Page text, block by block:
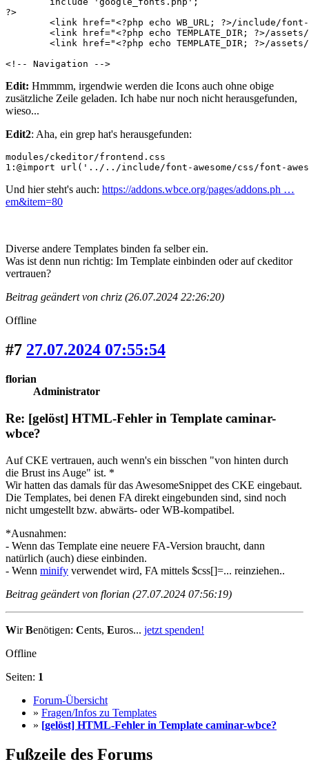
?>
<!-- Navigation -->
Edit: Hmmmm, irgendwie werden die Icons auch ohne obige
zusätzliche Zeile geladen. Ich habe nur noch nicht herausgefunden,
wieso...
Edit2: Aha, ein grep hat's herausgefunden:
modules/ckeditor/frontend.css
1:@import url('../../include/font-awesome/css/font-
Und hier steht's auch: https://addons.wbce.org/pages/addons.ph …
em&item=80
Diverse andere Templates binden fa selber ein.
Was ist denn nun richtig: Im Template einbinden oder auf ckeditor
vertrauen?
Beitrag geändert von chriz (26.07.2024 22:26:20)
Offline
#7 27.07.2024 07:55:54
florian
Administrator
Re: [gelöst] HTML-Fehler in Template caminar-
wbce?
Auf CKE vertrauen, auch wenn's ein bisschen "von hinten durch
die Brust ins Auge" ist. *
Wir hatten das damals für das AwesomeSnippet des CKE eingebaut.
Die Templates, bei denen FA direkt eingebunden sind, sind noch
nicht umgestellt bzw. abwärts- oder WB-kompatibel.
*Ausnahmen:
- Wenn das Template eine neuere FA-Version braucht, dann
natürlich (auch) diese einbinden.
- Wenn minify verwendet wird, FA mittels $css[]=... reinziehen..
Beitrag geändert von florian (27.07.2024 07:56:19)
WirBenötigen: Cents, Euros... jetzt spenden!
Offline
Seiten: 1
Forum-Übersicht
» Fragen/Infos zu Templates
» [gelöst] HTML-Fehler in Template caminar-wbce?
Fußzeile des Forums